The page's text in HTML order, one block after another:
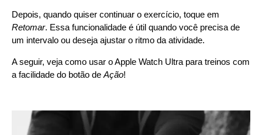
Depois, quando quiser continuar o exercício, toque em
Retomar. Essa funcionalidade é útil quando você precisa de
um intervalo ou deseja ajustar o ritmo da atividade.
A seguir, veja como usar o Apple Watch Ultra para treinos com
a facilidade do botão de Ação!